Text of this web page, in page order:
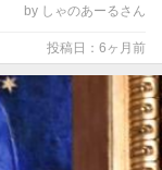
by しゃのあーるさん
投稿日：6ヶ月前